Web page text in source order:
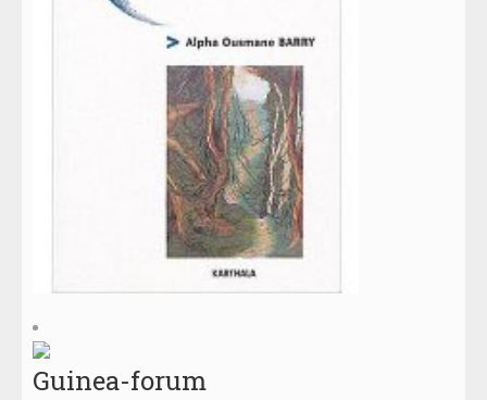
Guinea-forum